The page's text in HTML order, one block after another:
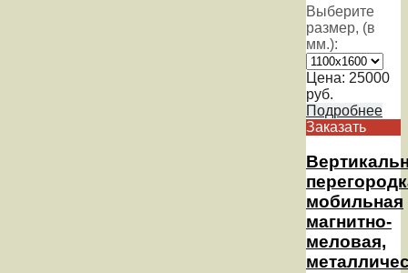
Выберите
размер, (в
мм.):
Цена: 25000
руб.
Подробнее
Заказать
мобильная
магнитно-
меловая,